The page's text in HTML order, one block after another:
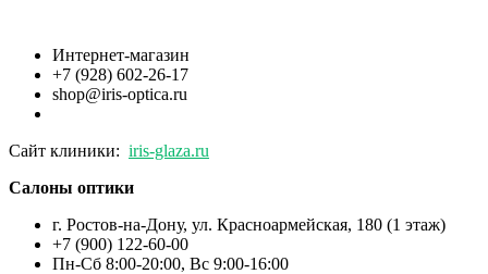
Интернет-магазин
+7 (928) 602-26-17
shop@iris-optica.ru
Сайт клиники: iris-glaza.ru
Салоны оптики
г. Ростов-на-Дону, ул. Красноармейская, 180 (1 этаж)
+7 (900) 122-60-00
Пн-Cб 8:00-20:00, Вс 9:00-16:00